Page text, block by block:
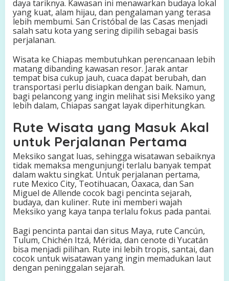
daya tariknya. Kawasan ini menawarkan budaya lokal
yang kuat, alam hijau, dan pengalaman yang terasa
lebih membumi. San Cristóbal de las Casas menjadi
salah satu kota yang sering dipilih sebagai basis
perjalanan.
Wisata ke Chiapas membutuhkan perencanaan lebih
matang dibanding kawasan resor. Jarak antar
tempat bisa cukup jauh, cuaca dapat berubah, dan
transportasi perlu disiapkan dengan baik. Namun,
bagi pelancong yang ingin melihat sisi Meksiko yang
lebih dalam, Chiapas sangat layak diperhitungkan.
Rute Wisata yang Masuk Akal
untuk Perjalanan Pertama
Meksiko sangat luas, sehingga wisatawan sebaiknya
tidak memaksa mengunjungi terlalu banyak tempat
dalam waktu singkat. Untuk perjalanan pertama,
rute Mexico City, Teotihuacan, Oaxaca, dan San
Miguel de Allende cocok bagi pencinta sejarah,
budaya, dan kuliner. Rute ini memberi wajah
Meksiko yang kaya tanpa terlalu fokus pada pantai.
Bagi pencinta pantai dan situs Maya, rute Cancún,
Tulum, Chichén Itzá, Mérida, dan cenote di Yucatán
bisa menjadi pilihan. Rute ini lebih tropis, santai, dan
cocok untuk wisatawan yang ingin memadukan laut
dengan peninggalan sejarah.